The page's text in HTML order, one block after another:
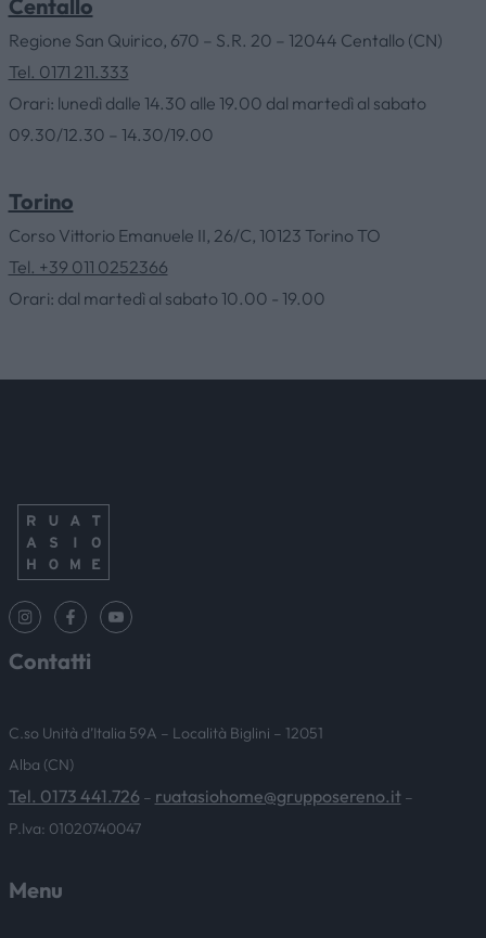
HOME
Centallo
Regione San Quirico, 670 – S.R. 20 – 12044 Centallo (CN)
Tel. 0171 211.333
Orari: lunedì dalle 14.30 alle 19.00 dal martedì al sabato
09.30/12.30 – 14.30/19.00
Torino
Corso Vittorio Emanuele II, 26/C, 10123 Torino TO
Tel. +39 011 0252366
Orari: dal martedì al sabato 10.00 - 19.00
Contatti
C.so Unità d’Italia 59A – Località Biglini – 12051
Alba (CN)
Tel. 0173 441.726 – ruatasiohome@grupposereno.it –
P.Iva: 01020740047
Menu